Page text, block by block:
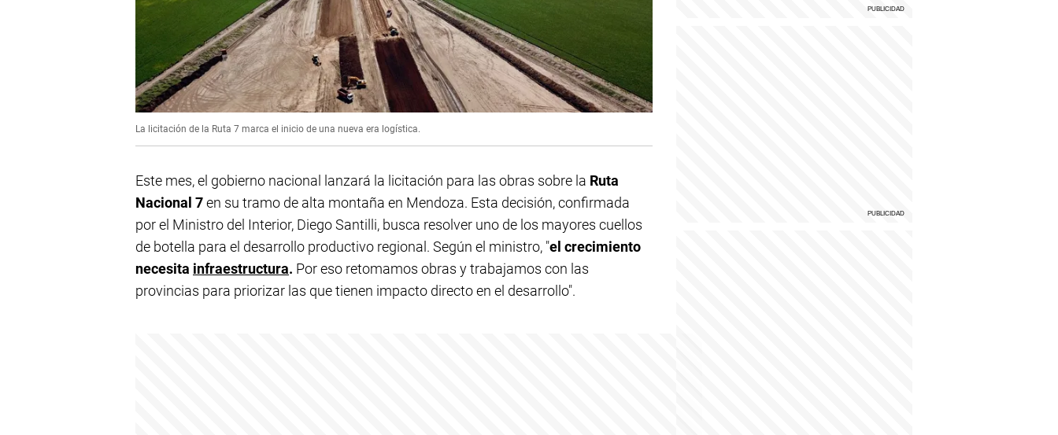
La licitación de la Ruta 7 marca el inicio de una nueva era logística.
Este mes, el gobierno nacional lanzará la licitación para las obras sobre la Ruta
Nacional 7en su tramo de alta montaña en Mendoza. Esta decisión, confirmada
por el Ministro del Interior, Diego Santilli, busca resolver uno de los mayores cuellos
de botella para el desarrollo productivo regional. Según el ministro, "el crecimiento
necesita infraestructura. Por eso retomamos obras y trabajamos con las
provincias para priorizar las que tienen impacto directo en el desarrollo".